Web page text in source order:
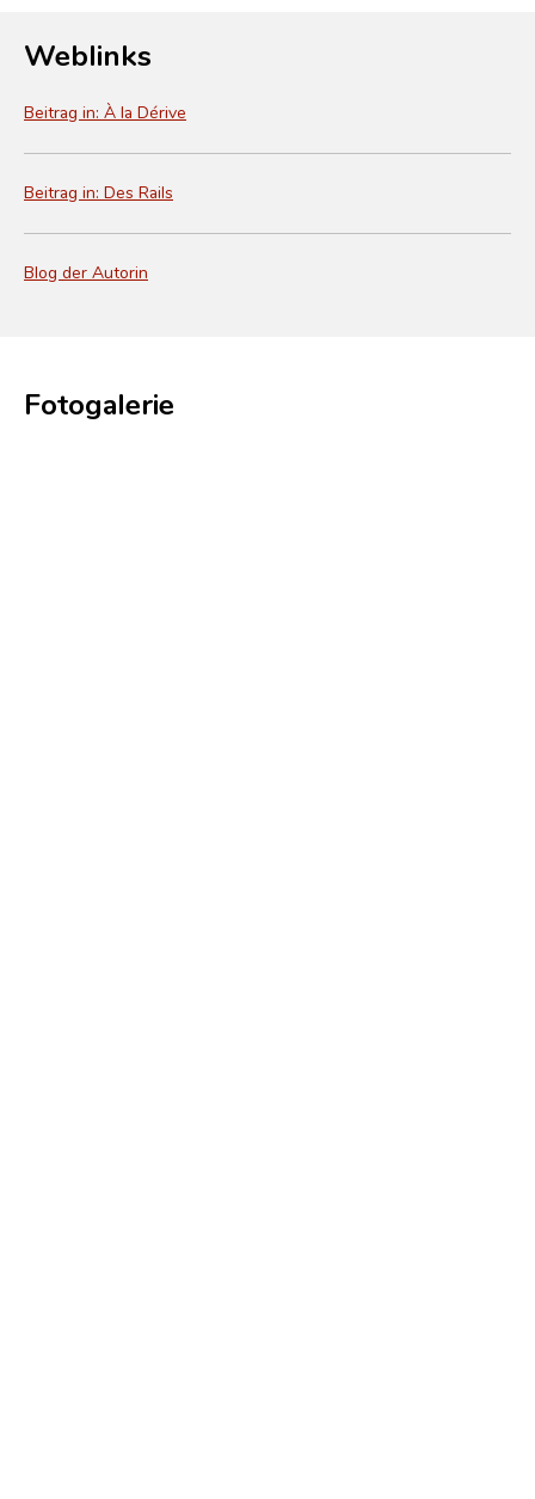
Weblinks
Beitrag in: À la Dérive
Beitrag in: Des Rails
Blog der Autorin
Fotogalerie